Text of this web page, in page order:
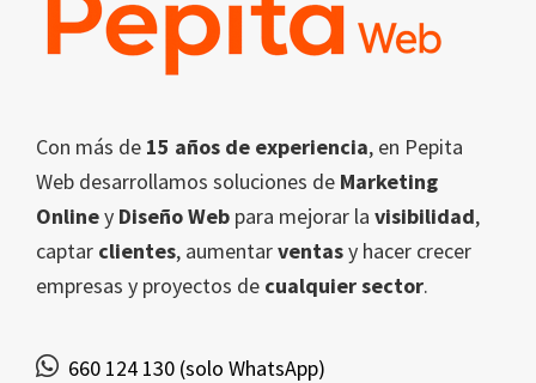
Con más de 15 años de experiencia, en Pepita
Web desarrollamos soluciones de Marketing
Onliney Diseño Web para mejorar la visibilidad,
captar clientes, aumentarventasy hacer crecer
empresas y proyectos de cualquier sector.
660 124 130 (solo WhatsApp)